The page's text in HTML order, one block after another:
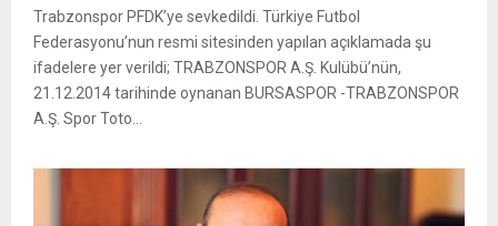
Trabzonspor PFDK’ye sevkedildi. Türkiye Futbol
Federasyonu’nun resmi sitesinden yapılan açıklamada şu
ifadelere yer verildi; TRABZONSPOR A.Ş. Kulübü’nün,
21.12.2014 tarihinde oynanan BURSASPOR -TRABZONSPOR
A.Ş. Spor Toto...